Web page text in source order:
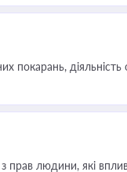
покарань, діяльність
прав людини, які